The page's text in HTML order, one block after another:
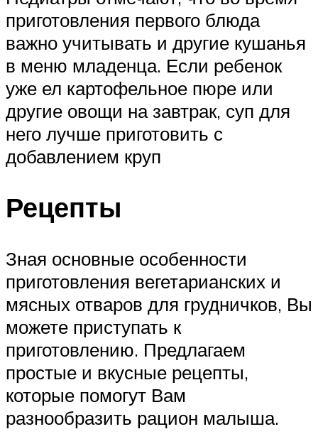
приготовления первого блюда
важно учитывать и другие кушанья
в меню младенца. Если ребенок
уже ел картофельное пюре или
другие овощи на завтрак, суп для
него лучше приготовить с
добавлением круп
Рецепты
Зная основные особенности
приготовления вегетарианских и
мясных отваров для грудничков, Вы
можете приступать к
приготовлению. Предлагаем
простые и вкусные рецепты,
которые помогут Вам
разнообразить рацион малыша.